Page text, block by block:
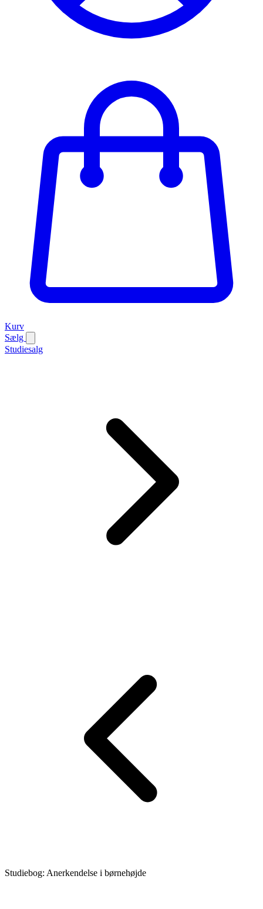
Kurv
Sælg
Studiesalg
Studiebog: Anerkendelse i børnehøjde